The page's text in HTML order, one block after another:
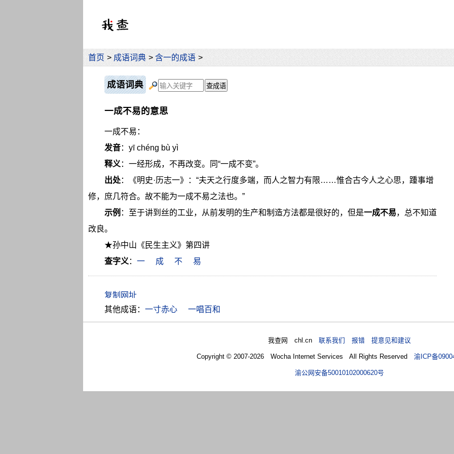
首页 > 成语词典 > 含一的成语 >
成语词典
一成不易的意思
一成不易：
发音：yī chéng bù yì
释义：一经形成，不再改变。同“一成不变”。
出处：《明史·历志一》：“夫天之行度多端，而人之智力有限……惟合古今人之心思，踵事增
修，庶几符合。故不能为一成不易之法也。”
示例 ：至于讲到丝的工业，从前发明的生产和制造方法都是很好的，但是一成不易，总不知道
改良。
★孙中山《民生主义》第四讲
查字义： 一 成 不 易
其他成语： 一寸赤心 一唱百和
我查网 chl.cn联系我们 报错 提意见和建议
Copyright © 2007-2026 Wocha Internet Services All Rights Reserved渝ICP备
渝公网安备50010102000620号